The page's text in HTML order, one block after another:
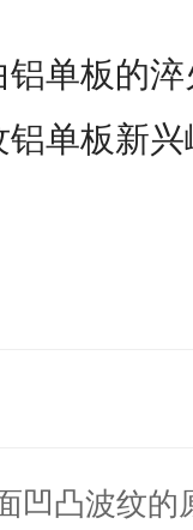
铝单板的
铝单板新
凹凸波纹的